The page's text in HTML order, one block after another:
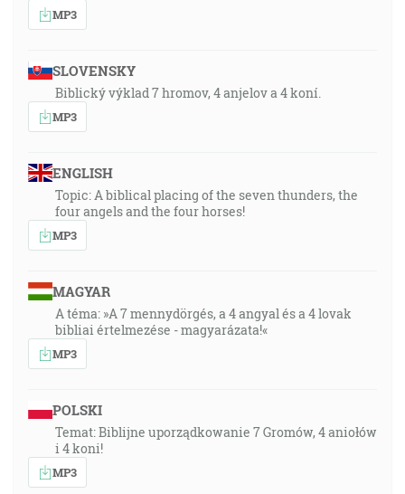
MP3
SLOVENSKY
Biblický výklad 7 hromov, 4 anjelov a 4 koní.
MP3
ENGLISH
Topic: A biblical placing of the seven thunders, the
four angels and the four horses!
MP3
MAGYAR
A téma: »A 7 mennydörgés, a 4 angyal és a 4 lovak
bibliai értelmezése - magyarázata!«
MP3
POLSKI
Temat: Biblijne uporządkowanie 7 Gromów, 4 aniołów
i 4 koni!
MP3